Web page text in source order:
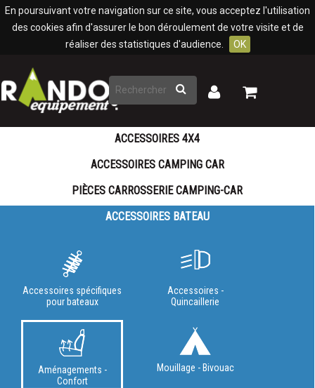
En poursuivant votre navigation sur ce site, vous acceptez l'utilisation
des cookies afin d'assurer le bon déroulement de votre visite et de
réaliser des statistiques d'audience.
OK
Rechercher
Mon
Mon
ACCESSOIRES 4X4
ACCESSOIRES CAMPING CAR
PIÈCES CARROSSERIE CAMPING-CAR
ACCESSOIRES BATEAU
Accessoires spécifiques
pour bateaux
Accessoires -
Quincaillerie
Aménagements -
Confort
Mouillage - Bivouac
Panneau de gestion des cookies